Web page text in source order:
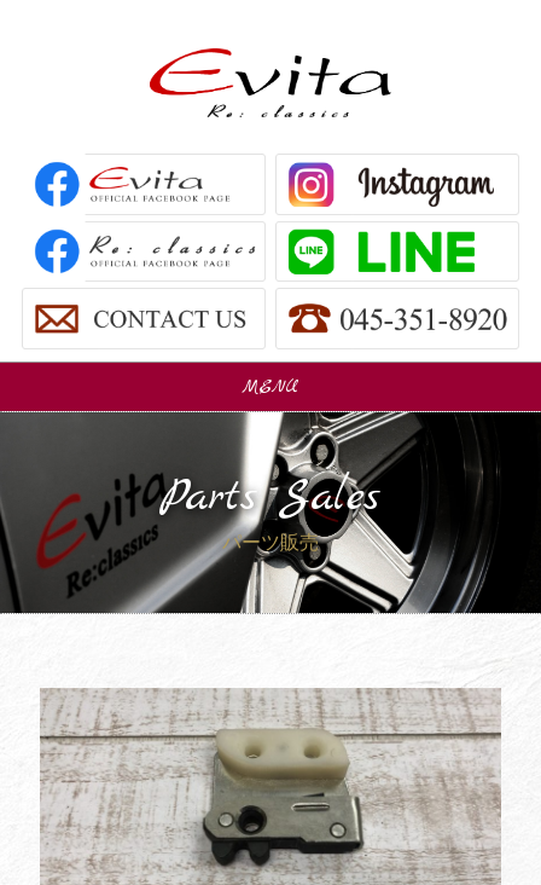
MENU
Parts Sales
パーツ販売
Trade In
買取査定
ブログ
Company
会社概要
Recruit
採用情報
Parts Sales
パーツ販売